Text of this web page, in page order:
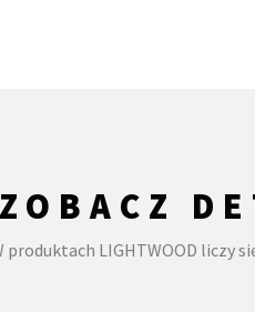
ZOBACZ
produktach LIGHTWOOD liczy